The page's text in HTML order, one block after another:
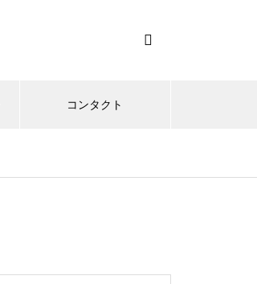
コンタクト